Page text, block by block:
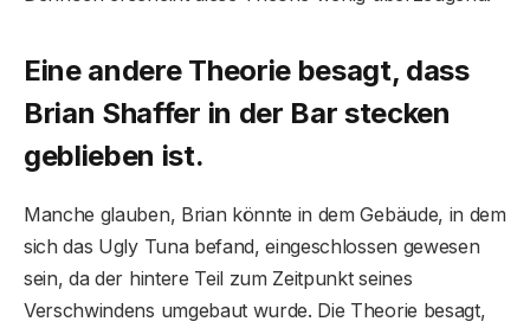
Eine andere Theorie besagt, dass
Brian Shaffer in der Bar stecken
geblieben ist.
Manche glauben, Brian könnte in dem Gebäude, in dem
sich das Ugly Tuna befand, eingeschlossen gewesen
sein, da der hintere Teil zum Zeitpunkt seines
Verschwindens umgebaut wurde. Die Theorie besagt,